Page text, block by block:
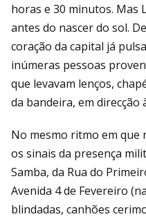
horas e 30 minutos. Mas
antes do nascer do sol.
coração da capital já
inúmeras pessoas
que levavam lenços,
da bandeira, em direcção
No mesmo ritmo em que
os sinais da presença
Samba, da Rua do
Avenida 4 de Fevereiro
blindadas, canhões